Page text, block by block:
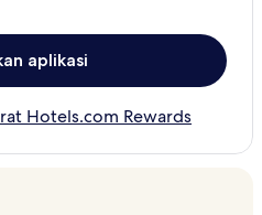
aplikasi
Hotels.com Rewards